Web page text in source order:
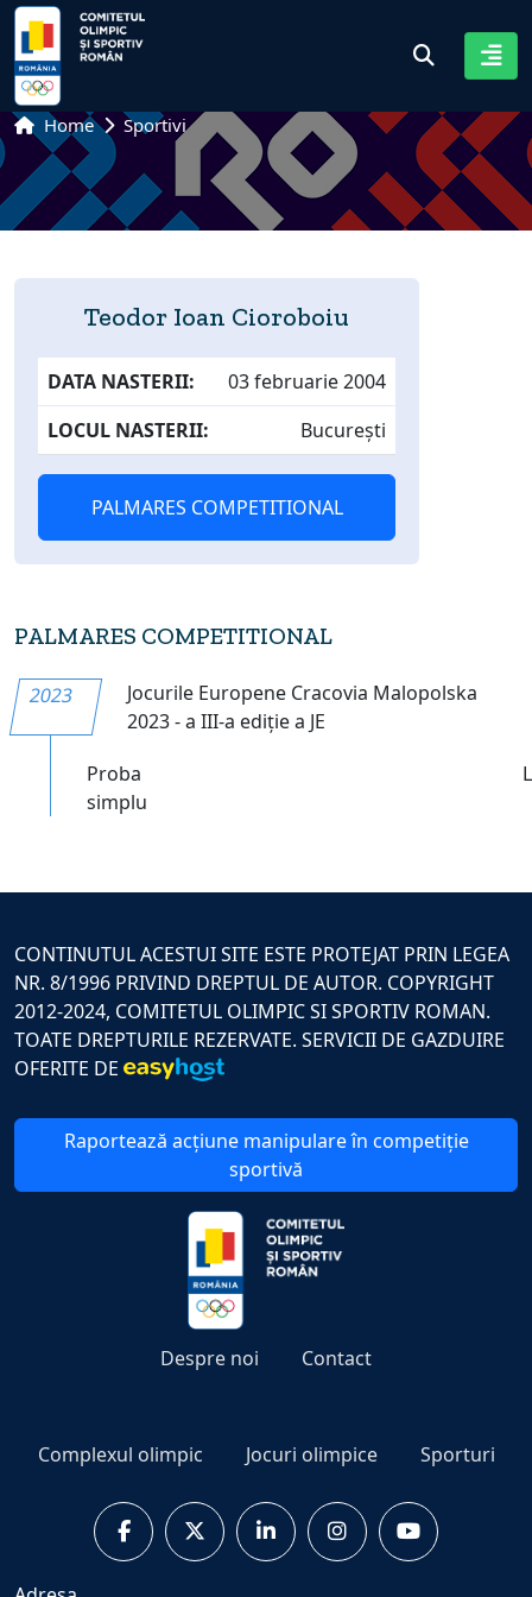
Home Sportivi
Teodor Ioan Cioroboiu
DATA NASTERII:
03 februarie 2004
LOCUL NASTERII:
București
PALMARES COMPETITIONAL
PALMARES COMPETITIONAL
2023
Jocurile Europene Cracovia Malopolska
2023 - a III-a ediție a JE
Proba
simplu
CONTINUTUL ACESTUI SITE ESTE PROTEJAT PRIN LEGEA
NR. 8/1996 PRIVIND DREPTUL DE AUTOR. COPYRIGHT
2012-2024, COMITETUL OLIMPIC SI SPORTIV ROMAN.
TOATE DREPTURILE REZERVATE. SERVICII DE GAZDUIRE
OFERITE DE
Raportează acțiune manipulare în competiție
sportivă
Despre noi Contact
Complexul olimpic Jocuri olimpice Sporturi